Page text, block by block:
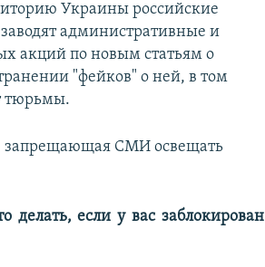
Украины российские
заводят административные и
акций по новым статьям о
"фейков" о ней, в том
тюрьмы.
запрещающая СМИ освещать
делать, если у вас заблокирован